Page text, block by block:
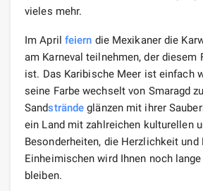
vieles mehr.
Im April feiern die Mexikaner die
am Karneval teilnehmen, der diesem
ist. Das Karibische Meer ist einfach
seine Farbe wechselt von Smaragd
Sandstrände glänzen mit ihrer
ein Land mit zahlreichen kulturellen
Besonderheiten, die Herzlichkeit
Einheimischen wird Ihnen noch
bleiben.